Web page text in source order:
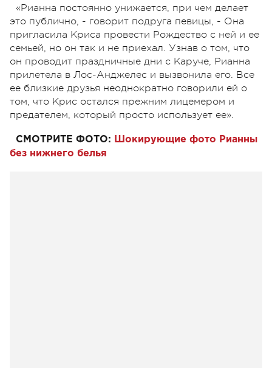
«Рианна постоянно унижается, при чем делает
это публично, - говорит подруга певицы, - Она
пригласила Криса провести Рождество с ней и ее
семьей, но он так и не приехал. Узнав о том, что
он проводит праздничные дни с Каруче, Рианна
прилетела в Лос-Анджелес и вызвонила его. Все
ее близкие друзья неоднократно говорили ей о
том, что Крис остался прежним лицемером и
предателем, который просто использует ее».
СМОТРИТЕ ФОТО: Шокирующие фото Рианны
без нижнего белья